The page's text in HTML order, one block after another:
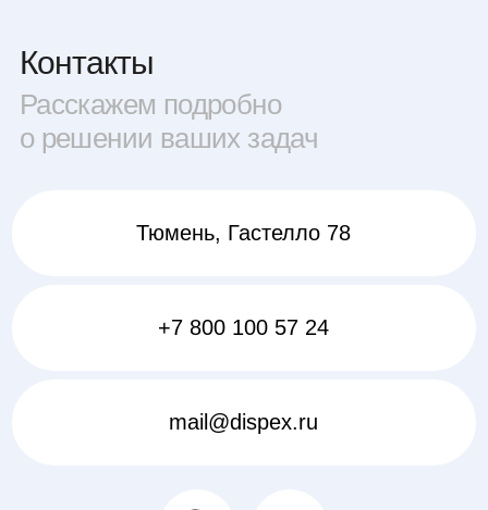
Тюмень, Гастелло 78
mail@dispex.ru
+7 800 100 57 24
Расскажем подробно
о решении ваших задач
Контакты